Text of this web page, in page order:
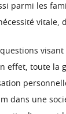
parmi les
vitale,
effet, toute la
dans une